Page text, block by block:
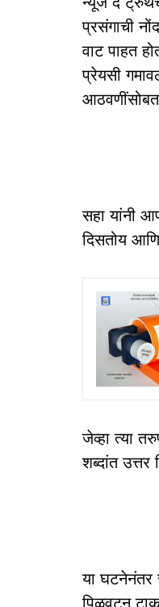
प्रसंगाची
वाट पाहत
प्रेयसी
सहा यांनी
दिसतोय
जेव्हा त्या
शब्दांत
या घटनेनंतर